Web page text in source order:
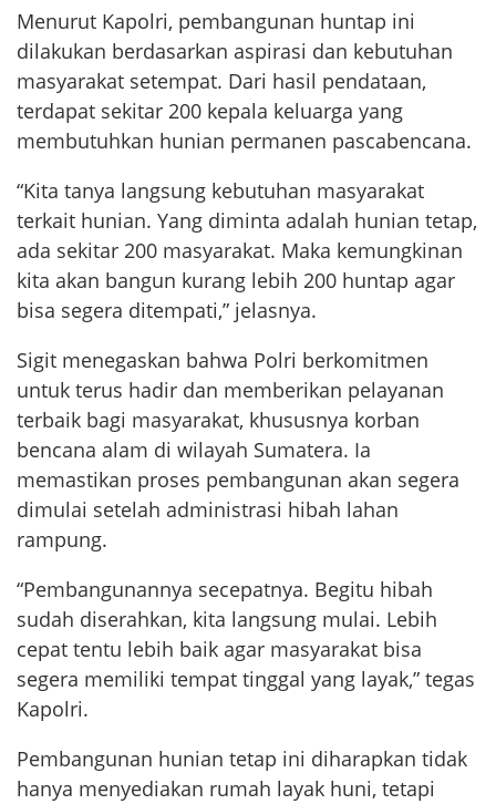
Menurut Kapolri, pembangunan huntap ini
dilakukan berdasarkan aspirasi dan kebutuhan
masyarakat setempat. Dari hasil pendataan,
terdapat sekitar 200 kepala keluarga yang
membutuhkan hunian permanen pascabencana.
“Kita tanya langsung kebutuhan masyarakat
terkait hunian. Yang diminta adalah hunian tetap,
ada sekitar 200 masyarakat. Maka kemungkinan
kita akan bangun kurang lebih 200 huntap agar
bisa segera ditempati,” jelasnya.
Sigit menegaskan bahwa Polri berkomitmen
untuk terus hadir dan memberikan pelayanan
terbaik bagi masyarakat, khususnya korban
bencana alam di wilayah Sumatera. Ia
memastikan proses pembangunan akan segera
dimulai setelah administrasi hibah lahan
rampung.
“Pembangunannya secepatnya. Begitu hibah
sudah diserahkan, kita langsung mulai. Lebih
cepat tentu lebih baik agar masyarakat bisa
segera memiliki tempat tinggal yang layak,” tegas
Kapolri.
Pembangunan hunian tetap ini diharapkan tidak
hanya menyediakan rumah layak huni, tetapi